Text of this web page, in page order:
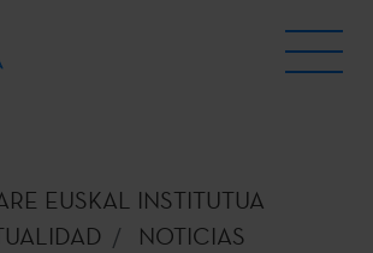
EUSKAL INSTITUTUA
NOTICIAS